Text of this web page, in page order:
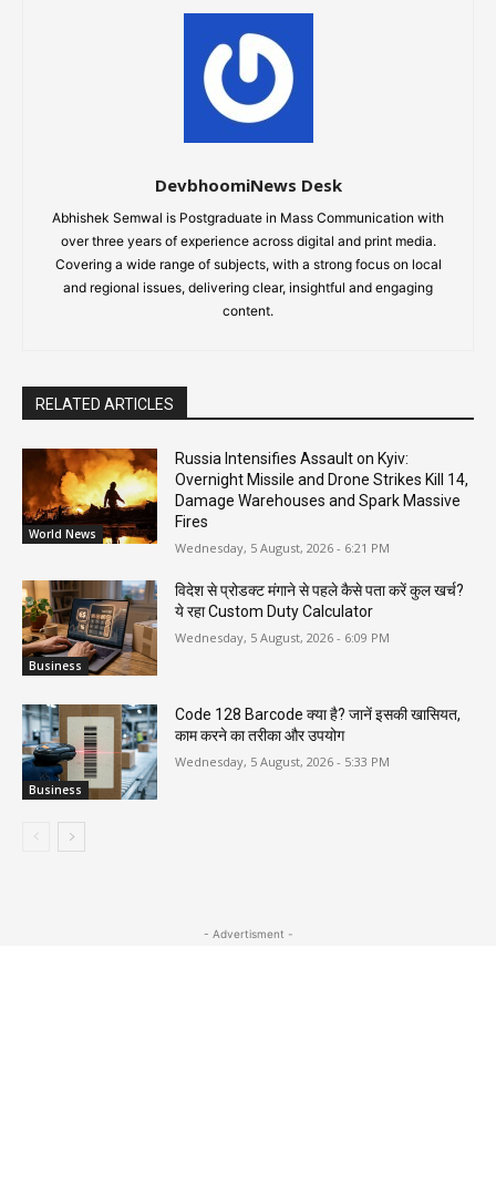
DevbhoomiNews Desk
Abhishek Semwal is Postgraduate in Mass Communication with
over three years of experience across digital and print media.
Covering a wide range of subjects, with a strong focus on local
and regional issues, delivering clear, insightful and engaging
content.
RELATED ARTICLES
World News
Russia Intensifies Assault on Kyiv:
Overnight Missile and Drone Strikes Kill 14,
Damage Warehouses and Spark Massive
Fires
Wednesday, 5 August, 2026 - 6:21 PM
Business
विदेश से प्रोडक्ट मंगाने से पहले कैसे पता करें कुल खर्च?
ये रहा Custom Duty Calculator
Wednesday, 5 August, 2026 - 6:09 PM
Business
Code 128 Barcode क्या है? जानें इसकी खासियत,
काम करने का तरीका और उपयोग
Wednesday, 5 August, 2026 - 5:33 PM
- Advertisment -